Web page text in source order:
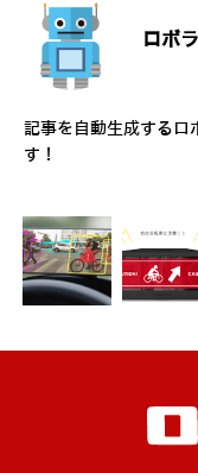
ロボ
記事を自動生成する
す！